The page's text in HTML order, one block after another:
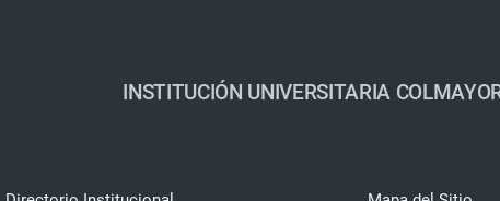
INSTITUCIÓN UNIVERSITARIA